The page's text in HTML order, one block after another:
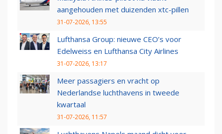
aangehouden met duizenden xtc-pillen
31-07-2026, 13:55
Lufthansa Group: nieuwe CEO’s voor
Edelweiss en Lufthansa City Airlines
31-07-2026, 13:17
Meer passagiers en vracht op
Nederlandse luchthavens in tweede
kwartaal
31-07-2026, 11:57